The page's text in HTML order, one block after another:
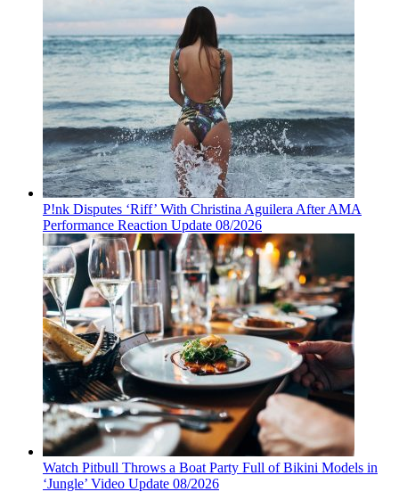
P!nk Disputes ‘Riff’ With Christina Aguilera After AMA
Performance Reaction Update 08/2026
Watch Pitbull Throws a Boat Party Full of Bikini Models in
‘Jungle’ Video Update 08/2026